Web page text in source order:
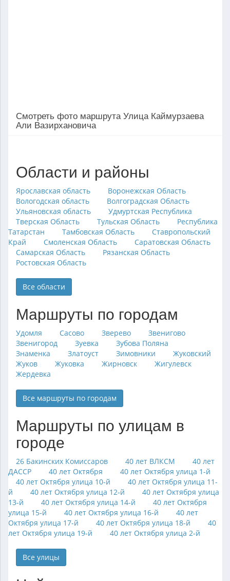
Смотреть фото маршрута Улица Каймурзаева
Али Вазирхановича
Области и районы
Ярославская область
Воронежская Область
Вологодская область
Волгоградская Область
Ульяновская область
Удмуртская Республика
Тверская Область
Тульская Область
Республика
Татарстан
Тамбовская Область
Ставропольский
Край
Смоленская Область
Саратовская Область
Самарская Область
Рязанская Область
Ростовская Область
Все области
Маршруты по городам
Удомля Сасово Зверево
Звенигово
Звенигород
Зуевка
Зубова Поляна
Знаменка
Златоуст Зимовники
Жуковский
Жуков
Жуковка Жирновск
Жигулевск
Жердевка
Все маршруты по городам
Маршруты по улицам в
городе
26 Бакинских Комиссаров 40 лет ВЛКСМ
40 лет
ДАССР
40 лет Октября
40 лет Октября улица 1-й
40 лет Октября улица 10-й
40 лет Октября улица 11-
й
40 лет Октября улица 12-й
40 лет Октября улица
13-й
40 лет Октября улица 14-й
40 лет Октября
улица 15-й
40 лет Октября улица 16-й
40 лет
Октября улица 17-й
40 лет Октября улица 18-й
40
лет Октября улица 19-й
40 лет Октября улица 2-й
Все улицы